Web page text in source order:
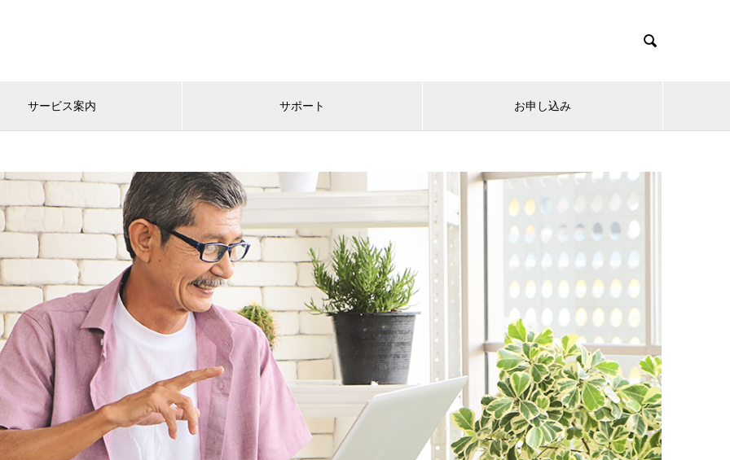

サービス案内 サポート お申し込み